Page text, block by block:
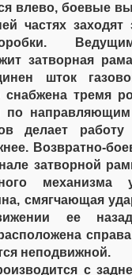
влево, боевые
частях
затворная
шток
снабжена тремя
по
делает работу
Возвратно-
затворной
механизма
смягчающая
ее
неподвижной.
с